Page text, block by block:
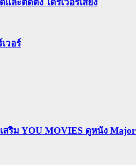
ละติดตั้ง ไดร์เวอร์เสียง
วอร์
สริม YOU MOVIES ดูหนัง